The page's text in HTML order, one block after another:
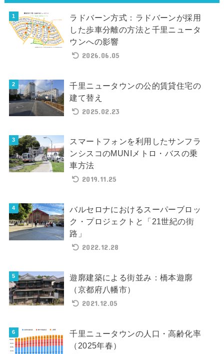
ラドバーン方式：ラドバーンが採用
した歩車分離の方法と千里ニュータ
ウンへの影響
2026.06.05
千里ニュータウンの公的賃貸住宅の
建て替え
2025.02.23
スマートフォンを利用したサンフラ
ンシスコのMUNIメトロ・バスの乗
車方法
2019.11.25
バルセロナにおけるスーパーブロッ
ク・プロジェクトと「21世紀の街
路」
2022.12.28
遊廓建築による街並み：橋本遊廓
（京都府八幡市）
2021.12.05
千里ニュータウンの人口・高齢化率
（2025年春）